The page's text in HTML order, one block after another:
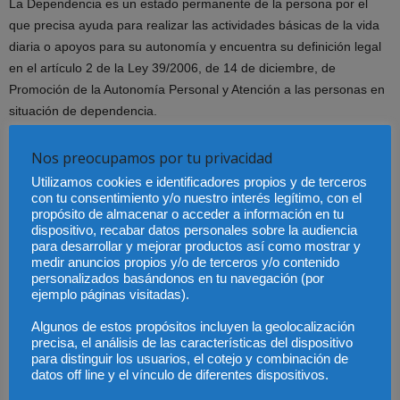
La Dependencia es un estado permanente de la persona por el
que precisa ayuda para realizar las actividades básicas de la vida
diaria o apoyos para su autonomía y encuentra su definición legal
en el artículo 2 de la Ley 39/2006, de 14 de diciembre, de
Promoción de la Autonomía Personal y Atención a las personas en
situación de dependencia.
Su valoración se realiza por el organismo competente de la CCAA
de la residencia del solicitante que, en el caso de Madrid, sería la
Dirección General de Atención a la Dependencia.
El reconocimiento de la dependencia también puede conllevar el
acceso a servicios, ayudas y prestaciones económicas para
cuidados.
Caso de disconformidad con la resolución que se dicte cabe
recurso de alzada.
Nos preocupamos por tu privacidad
Utilizamos cookies e identificadores propios y de terceros
con tu consentimiento y/o nuestro interés legítimo, con el
propósito de almacenar o acceder a información en tu
dispositivo, recabar datos personales sobre la audiencia
para desarrollar y mejorar productos así como mostrar y
medir anuncios propios y/o de terceros y/o contenido
personalizados basándonos en tu navegación (por
ejemplo páginas visitadas).
Algunos de estos propósitos incluyen la geolocalización
precisa, el análisis de las características del dispositivo
para distinguir los usuarios, el cotejo y combinación de
datos off line y el vínculo de diferentes dispositivos.